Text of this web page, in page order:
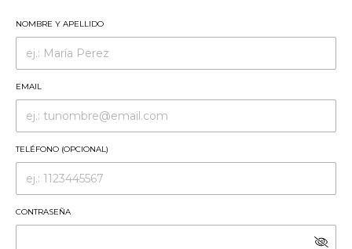
NOMBRE Y APELLIDO
EMAIL
TELÉFONO (OPCIONAL)
CONTRASEÑA